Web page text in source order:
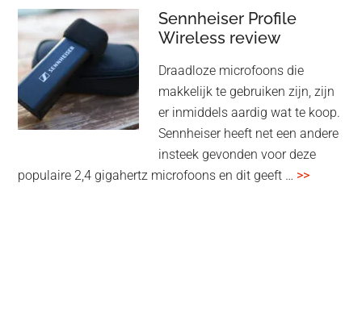
audiomatrix
voor
high-
end
multiroom
Sennheiser Profile
Wireless review
Draadloze microfoons die
makkelijk te gebruiken zijn, zijn
er inmiddels aardig wat te koop.
Sennheiser heeft net een andere
insteek gevonden voor deze
populaire 2,4 gigahertz microfoons en dit geeft … >>